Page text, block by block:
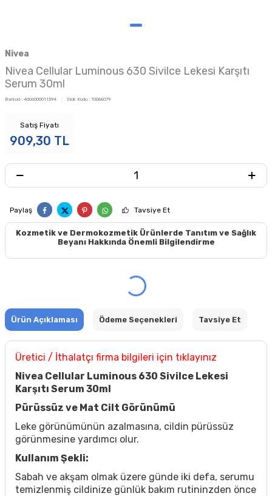
Nivea
Nivea Cellular Luminous 630 Sivilce Lekesi Karşıtı
Serum 30ml
Barkod : 4006000011394 Stok Kodu : 10088079
Satış Fiyatı
909,30 TL
Paylaş Tavsiye Et
Kozmetik ve Dermokozmetik Ürünlerde Tanıtım ve Sağlık
Beyanı Hakkında Önemli Bilgilendirme
Ürün Açıklaması Ödeme Seçenekleri Tavsiye Et
Üretici / İthalatçı firma bilgileri için tıklayınız
Nivea Cellular Luminous 630 Sivilce Lekesi
Karşıtı Serum 30ml
Pürüssüz ve Mat Cilt Görünümü
Leke görünümünün azalmasına, cildin pürüssüz
görünmesine yardımcı olur.
Kullanım Şekli:
Sabah ve akşam olmak üzere günde iki defa, serumu
temizlenmiş cildinize günlük bakım rutininzden önce